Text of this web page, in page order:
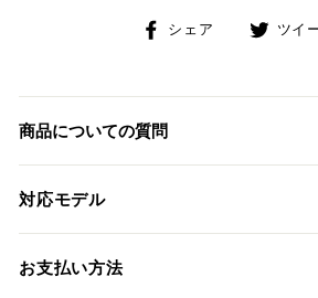
シェア
Facebook
ェ
る
ツイ
商品についての質問
対応モデル
DUCATI
お支払い方法